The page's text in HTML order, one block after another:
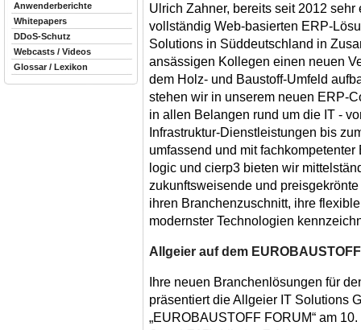
Ulrich Zahner, bereits seit 2012 sehr
vollständig Web-basierten ERP-
Solutions in Süddeutschland in
ansässigen Kollegen einen neuen
dem Holz- und Baustoff-Umfeld
stehen wir in unserem neuen ERP-
in allen Belangen rund um die IT -
Infrastruktur-Dienstleistungen bis
umfassend und mit
logic und cierp3 bieten wir
zukunftsweisende und
ihren Branchenzuschnitt, ihre
modernster Technologien
Allgeier auf dem
Ihre neuen Branchenlösungen für
präsentiert die Allgeier IT Solutions
„EUROBAUSTOFF FORUM“ am
Anwenderberichte
Whitepapers
DDoS-Schutz
Webcasts / Videos
Glossar / Lexikon